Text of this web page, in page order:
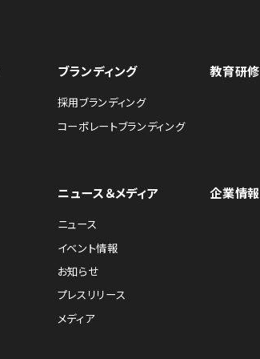
ブランディング
採用ブランディング
コーポレートブランディング
教育研修
ニュース＆メディア
ニュース
イベント情報
お知らせ
プレスリリース
メディア
企業情報